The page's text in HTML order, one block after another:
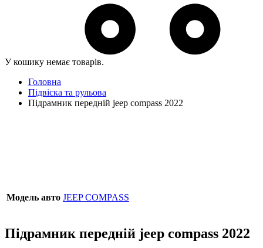
У кошику немає товарів.
Головна
Підвіска та рульова
Підрамник передній jeep compass 2022
Модель авто JEEP COMPASS
Підрамник передній jeep compass 2022